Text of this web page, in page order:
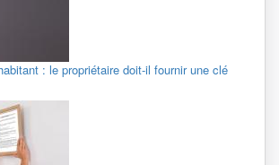
: le propriétaire doit-il fournir une clé